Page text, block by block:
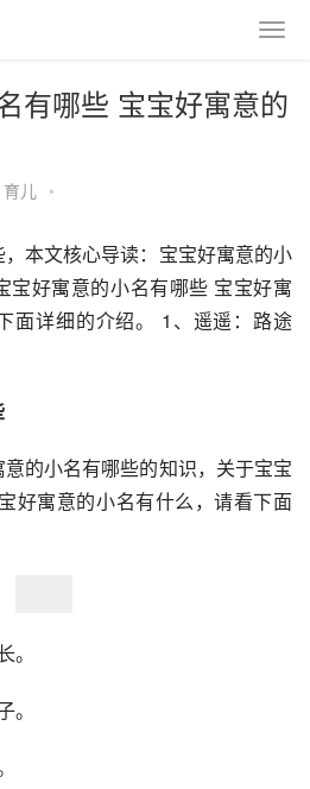
有哪些 宝宝好寓意的
育儿 •
本文核心导读：宝宝好寓意的小
宝好寓意的小名有哪些 宝宝好寓
面详细的介绍。 1、遥遥：路途
的小名有哪些的知识，关于宝宝
好寓意的小名有什么，请看下面